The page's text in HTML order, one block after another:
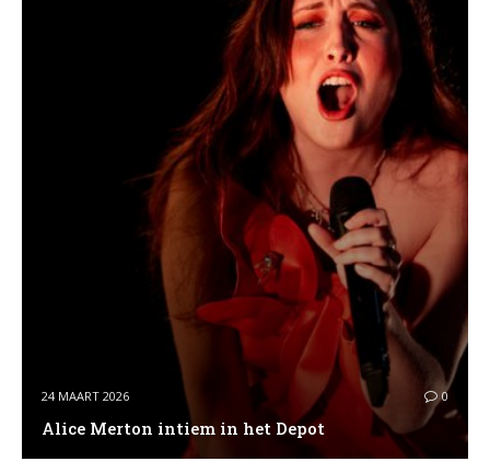
24 MAART 2026 0
Alice Merton intiem in het Depot